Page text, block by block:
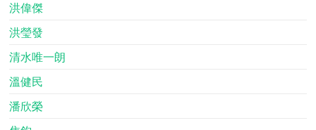
洪偉傑
洪瑩發
清水唯一朗
溫健民
潘欣榮